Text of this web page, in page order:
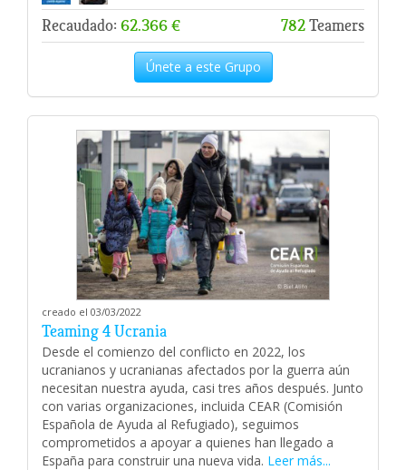
Recaudado: 62.366 € 782Teamers
Únete a este Grupo
creado el 03/03/2022
Teaming 4 Ucrania
Desde el comienzo del conflicto en 2022, los
ucranianos y ucranianas afectados por la guerra aún
necesitan nuestra ayuda, casi tres años después. Junto
con varias organizaciones, incluida CEAR (Comisión
Española de Ayuda al Refugiado), seguimos
comprometidos a apoyar a quienes han llegado a
España para construir una nueva vida. Leer más...